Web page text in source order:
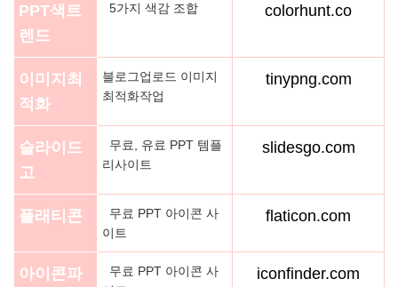
PPT색트
렌드
5가지 색감 조합 colorhunt.co
이미지최
적화
블로그업로드 이미지
최적화작업
tinypng.com
슬라이드
고
무료, 유료 PPT 템플
리사이트
slidesgo.com
플래티콘
무료 PPT 아이콘 사
이트
flaticon.com
아이콘파
무료 PPT 아이콘 사
iconfinder.com